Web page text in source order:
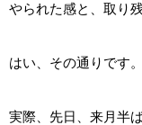
やられた感と、取り
はい、その通りです。
実際、先日、来月半